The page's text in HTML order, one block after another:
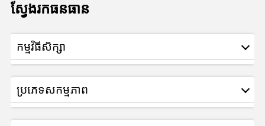
ស្វែងរកធនធាន
កម្មវិធីសិក្សា
ប្រភេទសកម្មភាព